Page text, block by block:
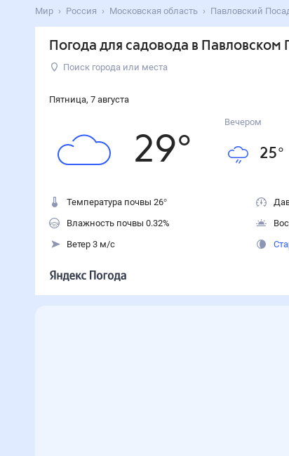
Мир Россия Московская область Павловский
Погода для садовода в Павловском
Поиск города или места
Пятница, 7 августа
29°
Вечером
25°
Температура почвы 26°
Влажность почвы 0.32%
Ветер 3 м/с